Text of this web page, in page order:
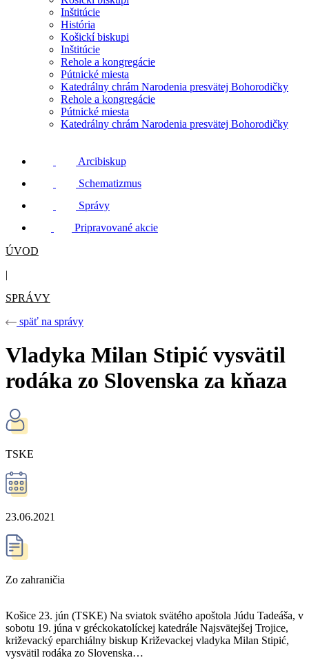
Inštitúcie
História
Košickí biskupi
Inštitúcie
Rehole a kongregácie
Pútnické miesta
Katedrálny chrám Narodenia presvätej Bohorodičky
Rehole a kongregácie
Pútnické miesta
Katedrálny chrám Narodenia presvätej Bohorodičky
Arcibiskup
Schematizmus
Správy
Pripravované akcie
ÚVOD
|
SPRÁVY
späť na správy
Vladyka Milan Stipić vysvätil
rodáka zo Slovenska za kňaza
TSKE
23.06.2021
Zo zahraničia
Košice 23. jún (TSKE) Na sviatok svätého apoštola Júdu Tadeáša, v
sobotu 19. júna v gréckokatolíckej katedrále Najsvätejšej Trojice,
križevacký eparchiálny biskup Križevackej vladyka Milan Stipić,
vysvätil rodáka zo Slovenska…